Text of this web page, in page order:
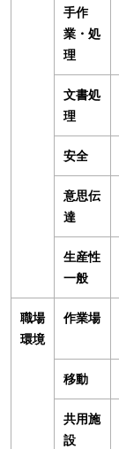
手作
業・処
理
文書処
理
安全
意思伝
達
生産性
一般
職場
環境
作業場
移動
共用施
設